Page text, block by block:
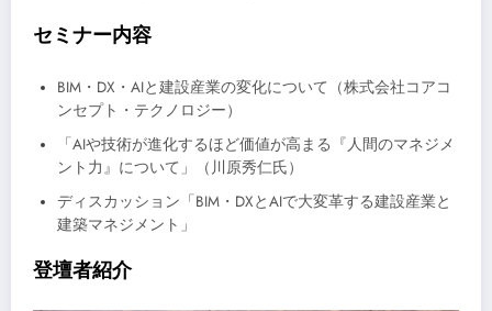
セミナー内容
BIM・DX・AIと建設産業の変化について（株式会社コアコ
ンセプト・テクノロジー）
「AIや技術が進化するほど価値が高まる『人間のマネジメ
ント力』について」（川原秀仁氏）
ディスカッション「BIM・DXとAIで大変革する建設産業と
建築マネジメント」
登壇者紹介